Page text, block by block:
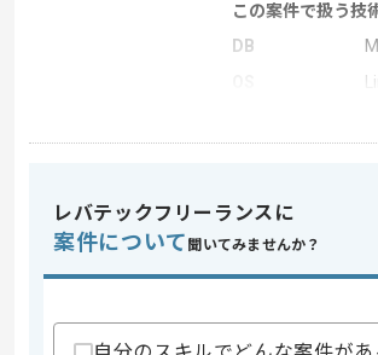
この案件で扱う技
DB
レバテックフリーランスに
案件について 聞いてみませんか？